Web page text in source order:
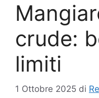
crude:
limiti
1 Ottobre 2025 di